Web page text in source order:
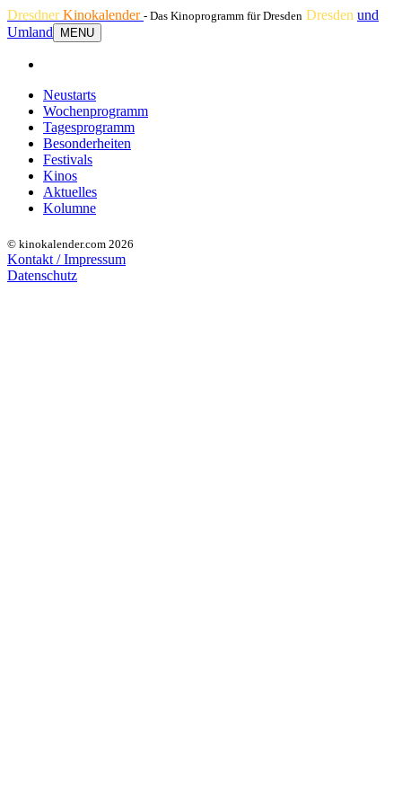
DresdnerKinokalender - Das Kinoprogramm für Dresden Dresden und
Umland
MENU
Neustarts
Wochenprogramm
Tagesprogramm
Besonderheiten
Festivals
Kinos
Aktuelles
Kolumne
© kinokalender.com 2026
Kontakt / Impressum
Datenschutz